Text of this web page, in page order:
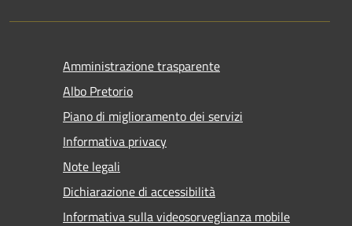
Amministrazione trasparente
Albo Pretorio
Piano di miglioramento dei servizi
Informativa privacy
Note legali
Dichiarazione di accessibilità
Informativa sulla videosorveglianza mobile